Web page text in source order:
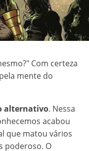
Com certeza
mente do
alternativo. Nessa
acabou
que matou vários
poderoso. O